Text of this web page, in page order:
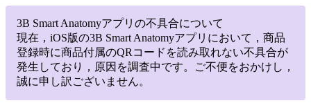
3B Smart Anatomyアプリの不具合について
現在，iOS版の3B Smart Anatomyアプリにおいて，商品
登録時に商品付属のQRコードを読み取れない不具合が
発生しており，原因を調査中です。ご不便をおかけし，
誠に申し訳ございません。